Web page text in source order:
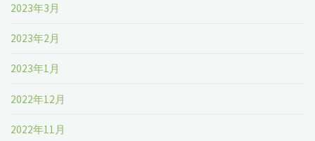
2023年3月
2023年2月
2023年1月
2022年12月
2022年11月